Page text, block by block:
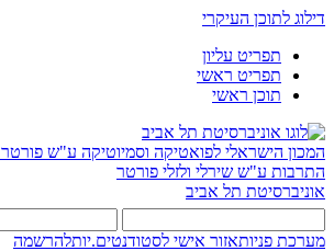
דילוג לתוכן העיקרי
תפריט עליון
תפריט ראשי
תוכן ראשי
המכון הישראלי לפואטיקה וסמיוטיקה ע"ש פורטר
התרבות ע"ש שירלי ולזלי פורטר
אוניברסיטת תל אביב
מערכת פניותאזור אישי לסטודנטים.יותלהרשמה